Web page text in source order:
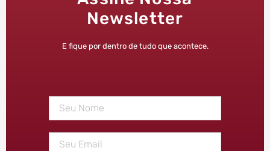
Newsletter
E fique por dentro de tudo que acontece.